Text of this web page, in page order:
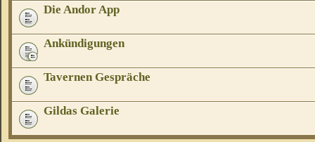
Die Andor App
Ankündigungen
Tavernen Gespräche
Gildas Galerie